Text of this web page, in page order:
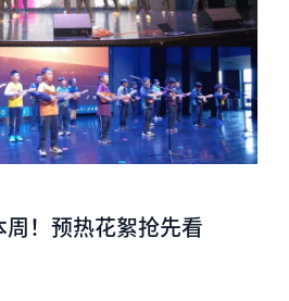
！预热花絮抢先看